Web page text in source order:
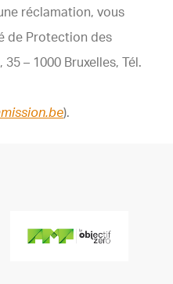
réclamation, vous
de Protection des
– 1000 Bruxelles, Tél.
).